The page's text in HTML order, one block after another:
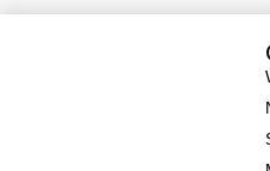
BTW